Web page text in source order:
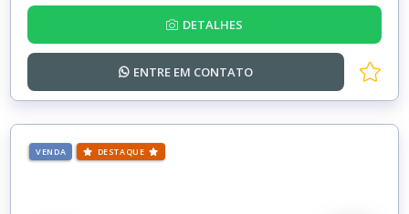
DETALHES
ENTRE EM CONTATO
VENDA DESTAQUE